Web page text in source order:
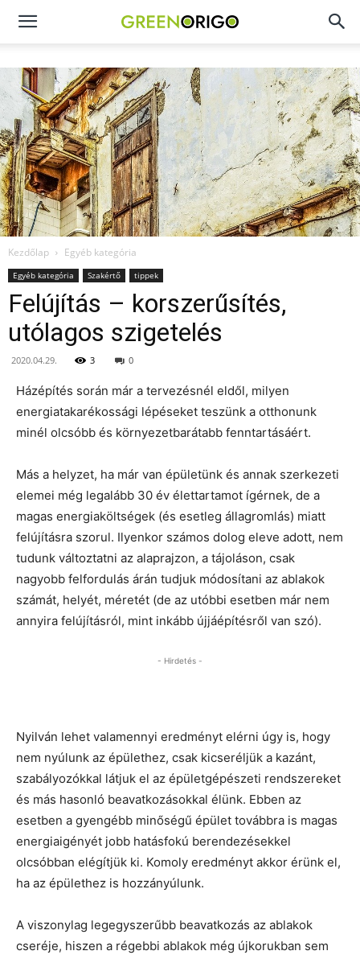
Green
Origo
portál
Kezdőlap Egyéb kategória
Egyéb kategória Szakértő tippek
Felújítás – korszerűsítés,
utólagos szigetelés
2020.04.29. 3 0
Házépítés során már a tervezésnél eldől, milyen
energiatakarékossági lépéseket teszünk a otthonunk
minél olcsóbb és környezetbarátabb fenntartásáért.
Más a helyzet, ha már van épületünk és annak szerkezeti
elemei még legalább 30 év élettartamot ígérnek, de a
magas energiaköltségek (és esetleg állagromlás) miatt
felújításra szorul. Ilyenkor számos dolog eleve adott, nem
tudunk változtatni az alaprajzon, a tájoláson, csak
nagyobb felfordulás árán tudjuk módosítani az ablakok
számát, helyét, méretét (de az utóbbi esetben már nem
annyira felújításról, mint inkább újjáépítésről van szó).
- Hirdetés -
Nyilván lehet valamennyi eredményt elérni úgy is, hogy
nem nyúlunk az épülethez, csak kicseréljük a kazánt,
szabályozókkal látjuk el az épületgépészeti rendszereket
és más hasonló beavatkozásokkal élünk. Ebben az
esetben a gyengébb minőségű épület továbbra is magas
energiaigényét jobb hatásfokú berendezésekkel
olcsóbban elégítjük ki. Komoly eredményt akkor érünk el,
ha az épülethez is hozzányúlunk.
A viszonylag legegyszerűbb beavatkozás az ablakok
cseréje, hiszen a régebbi ablakok még újkorukban sem